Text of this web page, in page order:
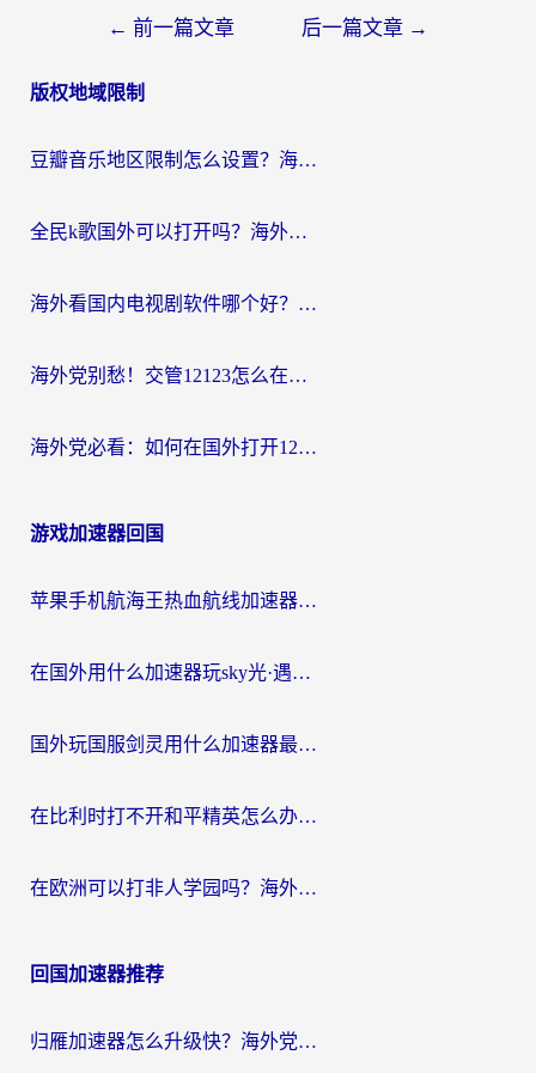
导
← 前一篇文章 后一篇文章 →
版权地域限制
豆瓣音乐地区限制怎么设置？海外党亲测有效的回国加速方案来了
全民k歌国外可以打开吗？海外党听国内音乐听书的实用指南
海外看国内电视剧软件哪个好？留学生亲测有效的追剧加速方案
海外党别愁！交管12123怎么在国外用？一篇搞定回国资源访问难题
海外党必看：如何在国外打开12123，解决小程序登录难题
游戏加速器回国
苹果手机航海王热血航线加速器从哪开启？海外玩家国服畅玩全攻略
在国外用什么加速器玩sky光·遇？海外玩家国服畅玩终极指南（附魔兽世界狂暴传奇解决方案）
国外玩国服剑灵用什么加速器最好？2026海外玩家亲测指南（附魔兽世界怀旧服精灵之境加速技巧）
在比利时打不开和平精英怎么办？留学生亲测有效的国服游戏加速方案
在欧洲可以打非人学园吗？海外党国服游戏不卡顿的终极指南
回国加速器推荐
归雁加速器怎么升级快？海外党无缝访问国内资源的全攻略（附免费VPN推荐Dcard热门款）